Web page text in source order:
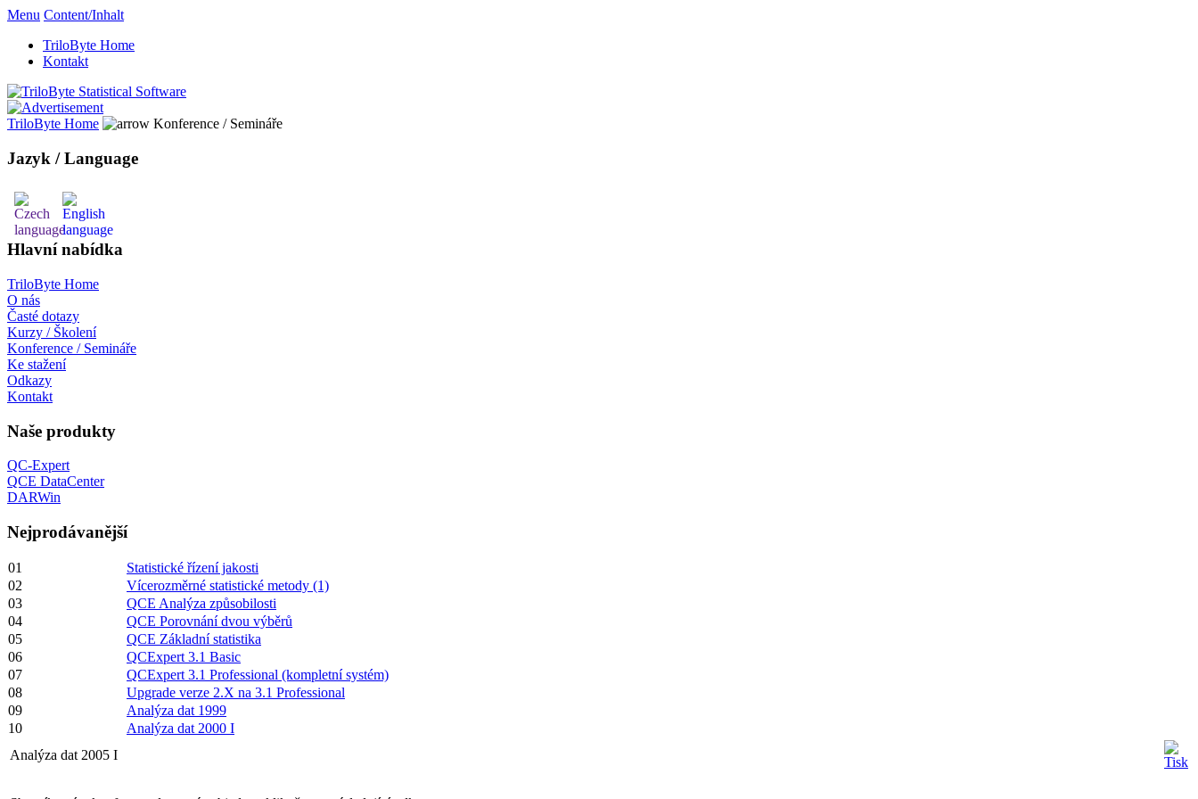
Menu Content/Inhalt
TriloByte Home
Kontakt
TriloByte Home Konference / Semináře
Jazyk / Language
Hlavní nabídka
TriloByte Home
O nás
Časté dotazy
Kurzy / Školení
Konference / Semináře
Ke stažení
Odkazy
Kontakt
Naše produkty
QC-Expert
QCE DataCenter
DARWin
Nejprodávanější
01
Statistické řízení jakosti
02
Vícerozměrné statistické metody (1)
03
QCE Analýza způsobilosti
04
QCE Porovnání dvou výběrů
05
QCE Základní statistika
06
QCExpert 3.1 Basic
07
QCExpert 3.1 Professional (kompletní systém)
08
Upgrade verze 2.X na 3.1 Professional
09
Analýza dat 1999
10
Analýza dat 2000 I
Analýza dat 2005 I